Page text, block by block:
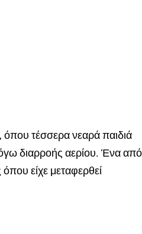
τέσσερα νεαρά παιδιά
διαρροής αερίου. Ένα από
είχε μεταφερθεί